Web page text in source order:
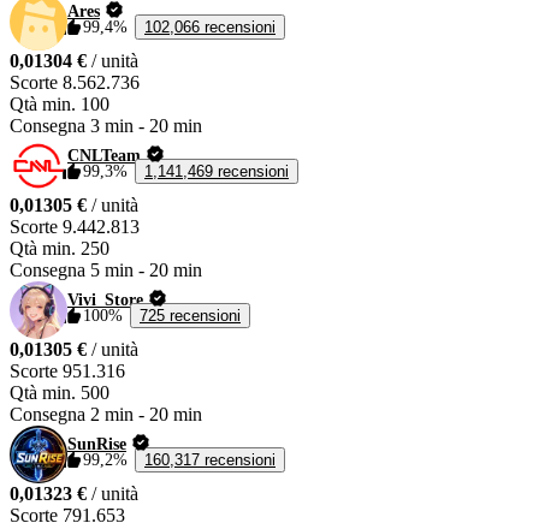
Ares
99,4%
102,066 recensioni
0,01304 € / unità
Scorte 8.562.736
Qtà min. 100
Consegna 3 min - 20 min
CNLTeam
99,3%
1,141,469 recensioni
0,01305 € / unità
Scorte 9.442.813
Qtà min. 250
Consegna 5 min - 20 min
Vivi_Store
100%
725 recensioni
0,01305 € / unità
Scorte 951.316
Qtà min. 500
Consegna 2 min - 20 min
SunRise
99,2%
160,317 recensioni
0,01323 € / unità
Scorte 791.653